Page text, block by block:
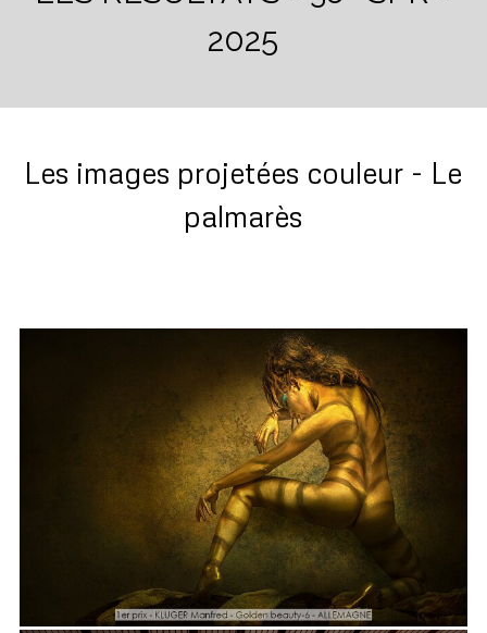
2025
Les images projetées couleur - Le
palmarès